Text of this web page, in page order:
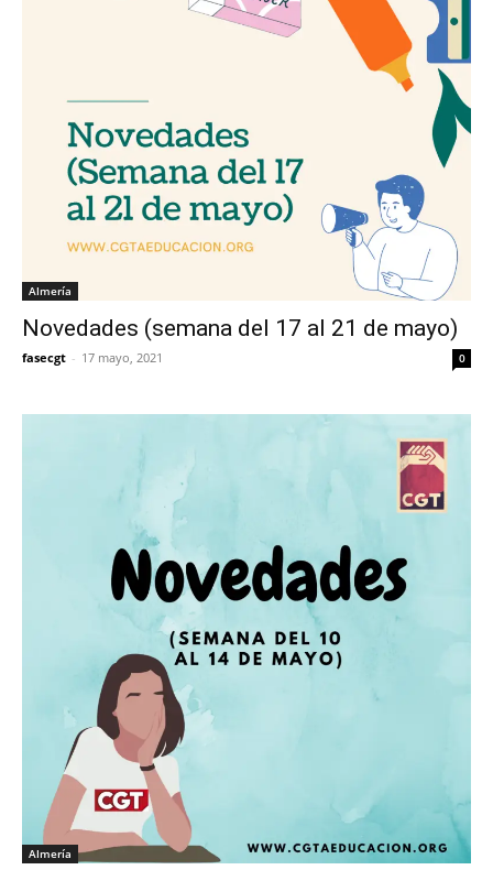
Almería
Novedades (semana del 17 al 21 de mayo)
fasecgt - 17 mayo, 2021 0
Almería